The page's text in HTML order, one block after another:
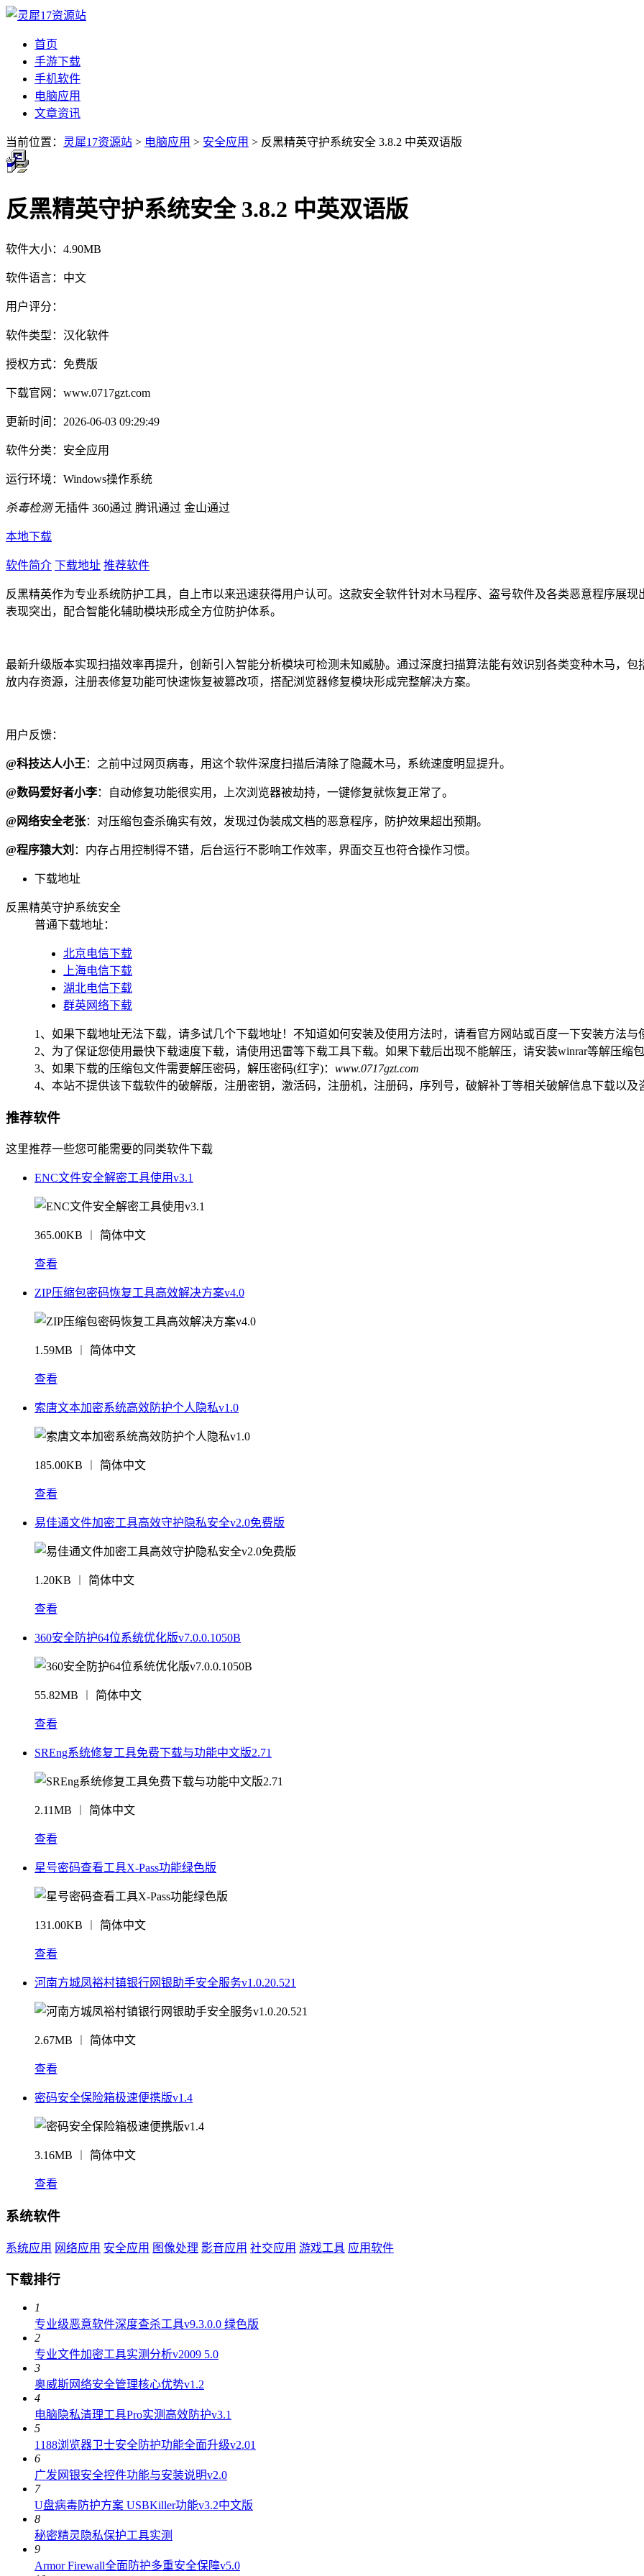
首页
手游下载
手机软件
电脑应用
文章资讯
当前位置： 灵犀17资源站 > 电脑应用 > 安全应用 > 反黑精英守护系统安全 3.8.2 中英双语版
反黑精英守护系统安全 3.8.2 中英双语版
软件大小： 4.90MB
软件语言： 中文
用户评分：
软件类型： 汉化软件
授权方式： 免费版
下载官网： www.0717gzt.com
更新时间： 2026-06-03 09:29:49
软件分类： 安全应用
运行环境： Windows操作系统
杀毒检测 无插件 360通过 腾讯通过 金山通过
本地下载
软件简介 下载地址 推荐软件
反黑精英作为专业系统防护工具，自上市以来迅速获得用户认可。这款安全软件针对木马程序、盗号软件及各类恶意程序展
表现突出，配合智能化辅助模块形成全方位防护体系。
最新升级版本实现扫描效率再提升，创新引入智能分析模块可检测未知威胁。通过深度扫描算法能有效识别各类变种木马，
放内存资源，注册表修复功能可快速恢复被篡改项，搭配浏览器修复模块形成完整解决方案。
用户反馈：
@科技达人小王 ：之前中过网页病毒，用这个软件深度扫描后清除了隐藏木马，系统速度明显提升。
@数码爱好者小李：自动修复功能很实用，上次浏览器被劫持，一键修复就恢复正常了。
@网络安全老张：对压缩包查杀确实有效，发现过伪装成文档的恶意程序，防护效果超出预期。
@程序猿大刘 ：内存占用控制得不错，后台运行不影响工作效率，界面交互也符合操作习惯。
下载地址
反黑精英守护系统安全
普通下载地址：
北京电信下载
上海电信下载
湖北电信下载
群英网络下载
1、如果下载地址无法下载，请多试几个下载地址！不知道如何安装及使用方法时，请看官方网站或百度一下安装方法与
2、为了保证您使用最快下载速度下载，请使用迅雷等下载工具下载。如果下载后出现不能解压，请安装winrar等解压缩包
3、如果下载的压缩包文件需要解压密码，解压密码(红字)： www.0717gzt.com
4、本站不提供该下载软件的破解版，注册密钥，激活码，注册机，注册码，序列号，破解补丁等相关破解信息下载以及
推荐软件
这里推荐一些您可能需要的同类软件下载
ENC文件安全解密工具使用v3.1
365.00KB ︱ 简体中文
查看
ZIP压缩包密码恢复工具高效解决方案v4.0
1.59MB ︱ 简体中文
查看
索唐文本加密系统高效防护个人隐私v1.0
185.00KB ︱ 简体中文
查看
易佳通文件加密工具高效守护隐私安全v2.0免费版
1.20KB ︱ 简体中文
查看
360安全防护64位系统优化版v7.0.0.1050B
55.82MB ︱ 简体中文
查看
SREng系统修复工具免费下载与功能中文版2.71
2.11MB ︱ 简体中文
查看
星号密码查看工具X-Pass功能绿色版
131.00KB ︱ 简体中文
查看
河南方城凤裕村镇银行网银助手安全服务v1.0.20.521
2.67MB ︱ 简体中文
查看
密码安全保险箱极速便携版v1.4
3.16MB ︱ 简体中文
查看
系统软件
系统应用 网络应用 安全应用 图像处理 影音应用 社交应用 游戏工具 应用软件
下载排行
1
专业级恶意软件深度查杀工具v9.3.0.0 绿色版
2
专业文件加密工具实测分析v2009 5.0
3
奥威斯网络安全管理核心优势v1.2
4
电脑隐私清理工具Pro实测高效防护v3.1
5
1188浏览器卫士安全防护功能全面升级v2.01
6
广发网银安全控件功能与安装说明v2.0
7
U盘病毒防护方案 USBKiller功能v3.2中文版
8
秘密精灵隐私保护工具实测
9
Armor Firewall全面防护多重安全保障v5.0